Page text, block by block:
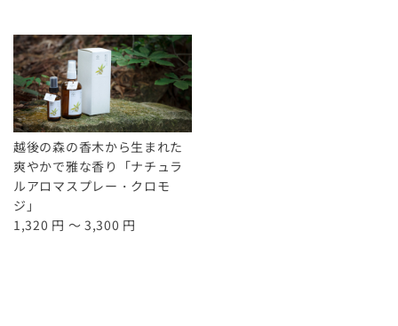
越後の森の香木から生まれた
爽やかで雅な香り「ナチュラ
ルアロマスプレー・クロモ
ジ」
1,320 円 ～ 3,300 円